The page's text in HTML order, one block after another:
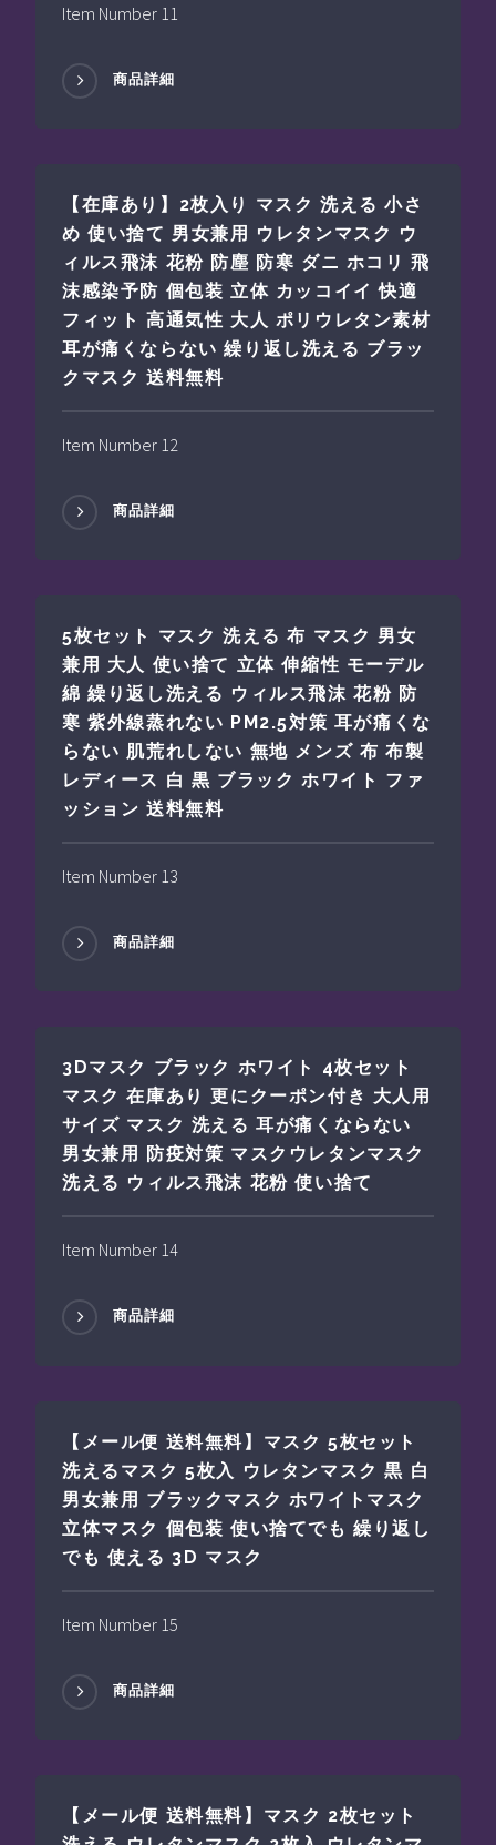
Item Number 11
商品詳細
【在庫あり】2枚入り マスク 洗える 小さ
め 使い捨て 男女兼用 ウレタンマスク ウ
ィルス飛沫 花粉 防塵 防寒 ダニ ホコリ 飛
沫感染予防 個包装 立体 カッコイイ 快適
フィット 高通気性 大人 ポリウレタン素材
耳が痛くならない 繰り返し洗える ブラッ
クマスク 送料無料
Item Number 12
商品詳細
5枚セット マスク 洗える 布 マスク 男女
兼用 大人 使い捨て 立体 伸縮性 モーデル
綿 繰り返し洗える ウィルス飛沫 花粉 防
寒 紫外線蒸れない PM2.5対策 耳が痛くな
らない 肌荒れしない 無地 メンズ 布 布製
レディース 白 黒 ブラック ホワイト ファ
ッション 送料無料
Item Number 13
商品詳細
3Dマスク ブラック ホワイト 4枚セット
マスク 在庫あり 更にクーポン付き 大人用
サイズ マスク 洗える 耳が痛くならない
男女兼用 防疫対策 マスクウレタンマスク
洗える ウィルス飛沫 花粉 使い捨て
Item Number 14
商品詳細
【メール便 送料無料】マスク 5枚セット
洗えるマスク 5枚入 ウレタンマスク 黒 白
男女兼用 ブラックマスク ホワイトマスク
立体マスク 個包装 使い捨てでも 繰り返し
でも 使える 3D マスク
Item Number 15
商品詳細
【メール便 送料無料】マスク 2枚セット